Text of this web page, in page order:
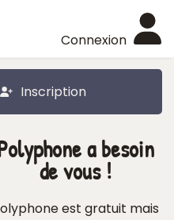
Connexion
Inscription
a besoin
de vous !
est gratuit mais